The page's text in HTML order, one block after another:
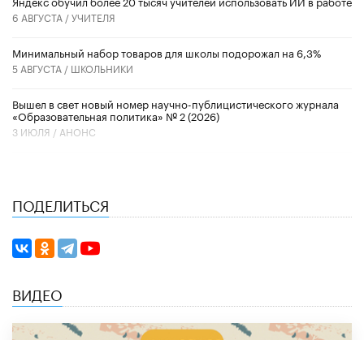
6 АВГУСТА /УЧИТЕЛЯ
Минимальный набор товаров для школы подорожал на 6,3%
5 АВГУСТА / ШКОЛЬНИКИ
Вышел в свет новый номер научно-публицистического журнала
«Образовательная политика» № 2 (2026)
3 ИЮЛЯ / АНОНС
ПОДЕЛИТЬСЯ
ВИДЕО